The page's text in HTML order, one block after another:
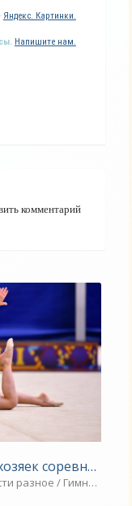
Яндекс. Картинки.
Напишите нам.
комментарий
спорт»
/ Видео новости
разное / Гимнастика